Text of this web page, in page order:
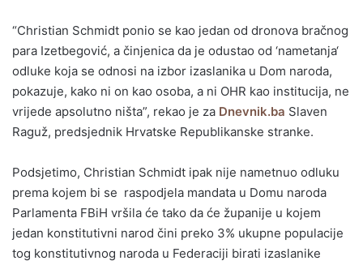
“Christian Schmidt ponio se kao jedan od dronova bračnog
para Izetbegović, a činjenica da je odustao od ‘nametanja‘
odluke koja se odnosi na izbor izaslanika u Dom naroda,
pokazuje, kako ni on kao osoba, a ni OHR kao institucija, ne
vrijede apsolutno ništa”, rekao je za Dnevnik.ba Slaven
Raguž, predsjednik Hrvatske Republikanske stranke.
Podsjetimo, Christian Schmidt ipak nije nametnuo odluku
prema kojem bi se raspodjela mandata u Domu naroda
Parlamenta FBiH vršila će tako da će županije u kojem
jedan konstitutivni narod čini preko 3% ukupne populacije
tog konstitutivnog naroda u Federaciji birati izaslanike